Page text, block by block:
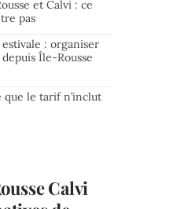
et Calvi : ce
pas
: organiser
Île-Rousse
le tarif n’inclut
Calvi